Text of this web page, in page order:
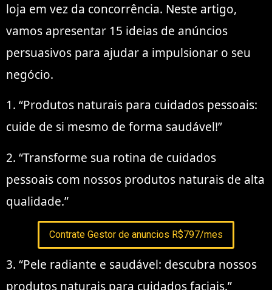
loja em vez da concorrência. Neste artigo,
vamos apresentar 15 ideias de anúncios
persuasivos para ajudar a impulsionar o seu
negócio.
1. “Produtos naturais para cuidados pessoais:
cuide de si mesmo de forma saudável!”
2. “Transforme sua rotina de cuidados
pessoais com nossos produtos naturais de alta
qualidade.”
Contrate Gestor de anuncios R$797/mes
3. “Pele radiante e saudável: descubra nossos
produtos naturais para cuidados faciais.”